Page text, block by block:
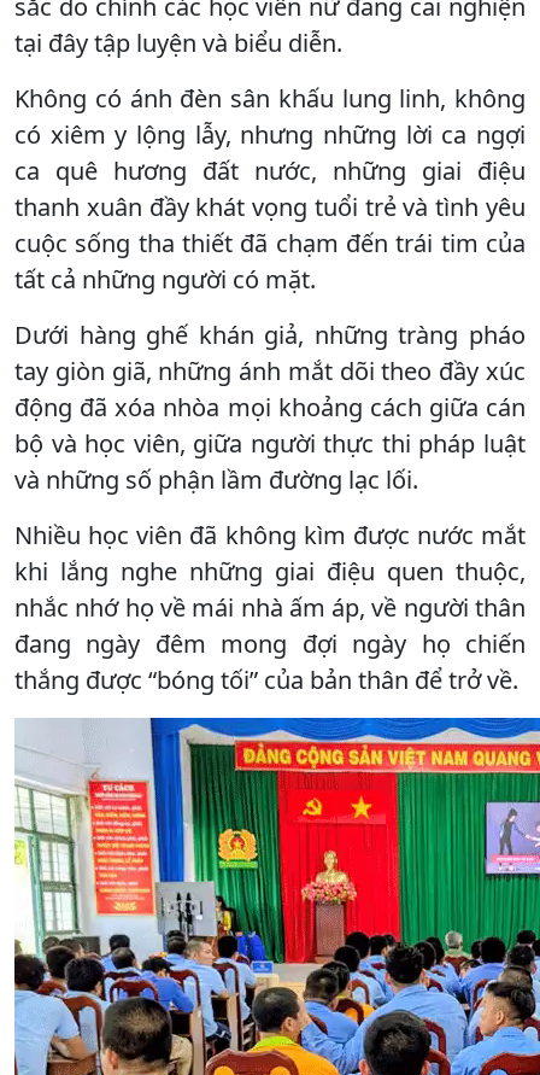
sắc do chính các học viên nữ đang cai nghiện
tại đây tập luyện và biểu diễn.
Không có ánh đèn sân khấu lung linh, không
có xiêm y lộng lẫy, nhưng những lời ca ngợi
ca quê hương đất nước, những giai điệu
thanh xuân đầy khát vọng tuổi trẻ và tình yêu
cuộc sống tha thiết đã chạm đến trái tim của
tất cả những người có mặt.
Dưới hàng ghế khán giả, những tràng pháo
tay giòn giã, những ánh mắt dõi theo đầy xúc
động đã xóa nhòa mọi khoảng cách giữa cán
bộ và học viên, giữa người thực thi pháp luật
và những số phận lầm đường lạc lối.
Nhiều học viên đã không kìm được nước mắt
khi lắng nghe những giai điệu quen thuộc,
nhắc nhớ họ về mái nhà ấm áp, về người thân
đang ngày đêm mong đợi ngày họ chiến
thắng được “bóng tối” của bản thân để trở về.